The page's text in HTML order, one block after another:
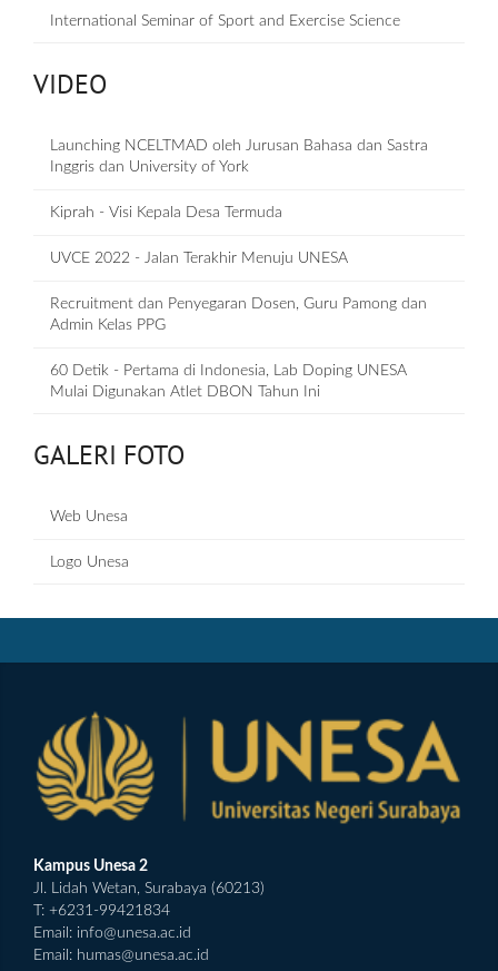
International Seminar of Sport and Exercise Science
VIDEO
Launching NCELTMAD oleh Jurusan Bahasa dan Sastra
Inggris dan University of York
Kiprah - Visi Kepala Desa Termuda
UVCE 2022 - Jalan Terakhir Menuju UNESA
Recruitment dan Penyegaran Dosen, Guru Pamong dan
Admin Kelas PPG
60 Detik - Pertama di Indonesia, Lab Doping UNESA
Mulai Digunakan Atlet DBON Tahun Ini
GALERI FOTO
Web Unesa
Logo Unesa
Kampus Unesa 2
Jl. Lidah Wetan, Surabaya (60213)
T: +6231-99421834
Email: info@unesa.ac.id
Email: humas@unesa.ac.id